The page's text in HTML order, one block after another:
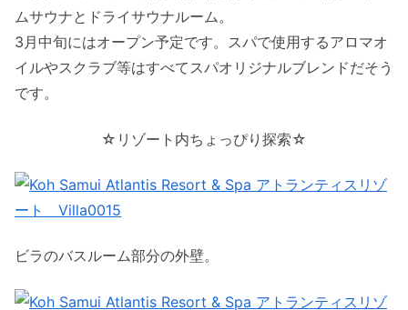
ムサウナとドライサウナルーム。
3月中旬にはオープン予定です。スパで使用するアロマオ
イルやスクラブ等はすべてスパオリジナルブレンドだそう
です。
☆リゾート内ちょっぴり探索☆
ビラのバスルーム部分の外壁。